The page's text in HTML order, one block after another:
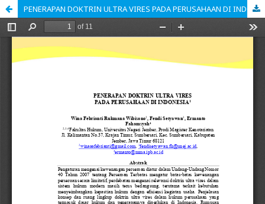
PENERAPAN DOKTRIN ULTRA VIRES PADA PERUSAHAAN DI INDONESIA